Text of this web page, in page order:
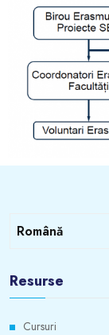
Resurse
Cursuri